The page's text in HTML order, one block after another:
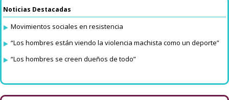
Noticias Destacadas
Movimientos sociales en resistencia
“Los hombres están viendo la violencia machista como un deporte”
“Los hombres se creen dueños de todo”